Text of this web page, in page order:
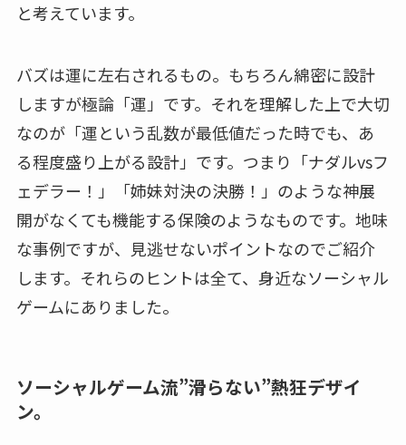
と考えています。
バズは運に左右されるもの。もちろん綿密に設計
しますが極論「運」です。それを理解した上で大切
なのが「運という乱数が最低値だった時でも、あ
る程度盛り上がる設計」です。つまり「ナダルvsフ
ェデラー！」「姉妹対決の決勝！」のような神展
開がなくても機能する保険のようなものです。地味
な事例ですが、見逃せないポイントなのでご紹介
します。それらのヒントは全て、身近なソーシャル
ゲームにありました。
ソーシャルゲーム流”滑らない”熱狂デザイ
ン。